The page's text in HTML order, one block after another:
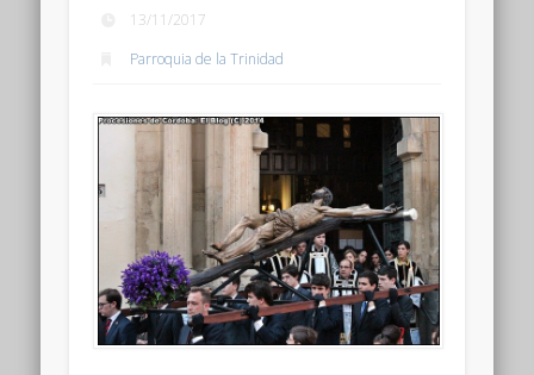
13/11/2017
Parroquia de la Trinidad